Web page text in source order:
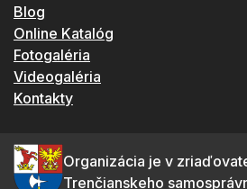
Blog
Online Katalóg
Fotogaléria
Videogaléria
Kontakty
Organizácia je v
Trenčianskeho